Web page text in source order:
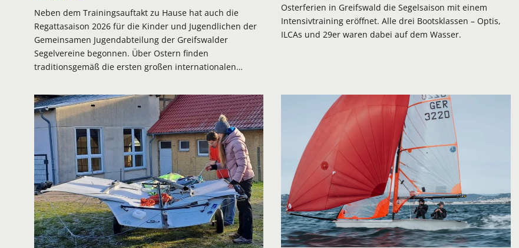
Neben dem Trainingsauftakt zu Hause hat auch die
Regattasaison 2026 für die Kinder und Jugendlichen der
Gemeinsamen Jugendabteilung der Greifswalder
Segelvereine begonnen. Über Ostern finden
traditionsgemäß die ersten großen internationalen…
Osterferien in Greifswald die Segelsaison mit einem
Intensivtraining eröffnet. Alle drei Bootsklassen – Optis,
ILCAs und 29er waren dabei auf dem Wasser.